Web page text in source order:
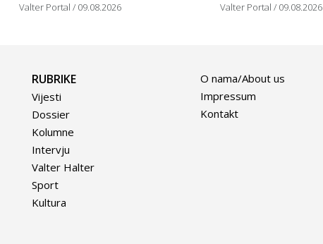
Valter Portal 09.08.2026 Valter Portal 09.08.2026
RUBRIKE
Vijesti
Dossier
Kolumne
Intervju
Valter Halter
Sport
Kultura
O nama/About us
Impressum
Kontakt